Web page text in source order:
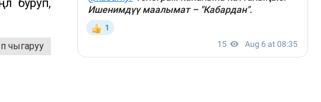
буруп,
чыгаруу